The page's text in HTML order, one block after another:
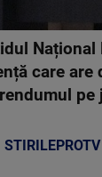
care
pe
STIRILEPROTV